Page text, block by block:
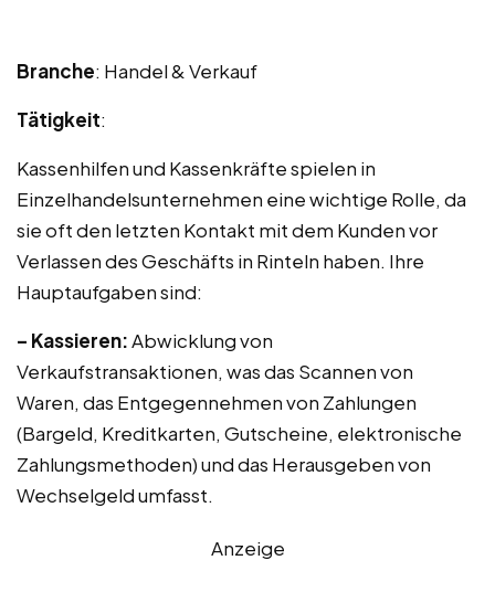
Branche: Handel & Verkauf
Tätigkeit:
Kassenhilfen und Kassenkräfte spielen in
Einzelhandelsunternehmen eine wichtige Rolle, da
sie oft den letzten Kontakt mit dem Kunden vor
Verlassen des Geschäfts in Rinteln haben. Ihre
Hauptaufgaben sind:
– Kassieren:Abwicklung von
Verkaufstransaktionen, was das Scannen von
Waren, das Entgegennehmen von Zahlungen
(Bargeld, Kreditkarten, Gutscheine, elektronische
Zahlungsmethoden) und das Herausgeben von
Wechselgeld umfasst.
Anzeige